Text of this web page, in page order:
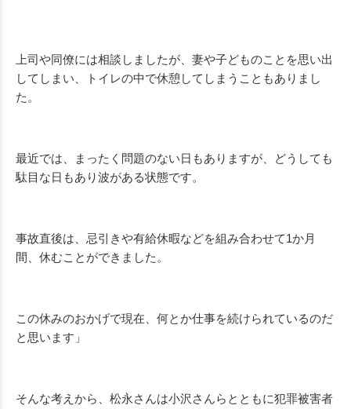
上司や同僚には相談しましたが、妻や子どものことを思い出
してしまい、トイレの中で休憩してしまうこともありまし
た。
最近では、まったく問題のない日もありますが、どうしても
駄目な日もあり波がある状態です。
事故直後は、忌引きや有給休暇などを組み合わせて1か月
間、休むことができました。
この休みのおかげで現在、何とか仕事を続けられているのだ
と思います」
そんな考えから、松永さんは小沢さんらとともに犯罪被害者